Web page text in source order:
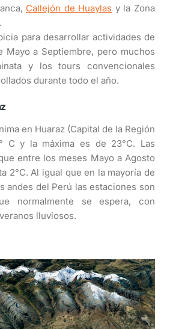
Callejón de Huaylas y la Zona
.
para desarrollar actividades de
Mayo a Septiembre, pero muchos
y los tours convencionales
durante todo el año.
en Huaraz (Capital de la Región
C y la máxima es de 23°C. Las
entre los meses Mayo a Agosto
2°C. Al igual que en la mayoría de
andes del Perú las estaciones son
normalmente se espera, con
lluviosos.